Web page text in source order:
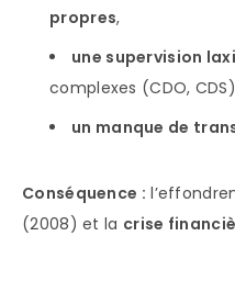
propres,
une supervision
complexes (CDO,
un manque de
Conséquence :
(2008) et la crise